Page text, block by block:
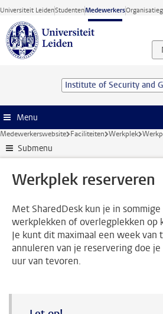
Ga direct naar de inhoud
Universiteit LeidenStudentenMedewerkers
Menu
Medewerkerswebsite Faciliteiten Werkplek
Submenu
Werkplek reserveren
Met SharedDesk kun je in
werkplekken of overlegplekken op
Je kunt dit maximaal een week
annuleren van je reservering doe
uur van tevoren.